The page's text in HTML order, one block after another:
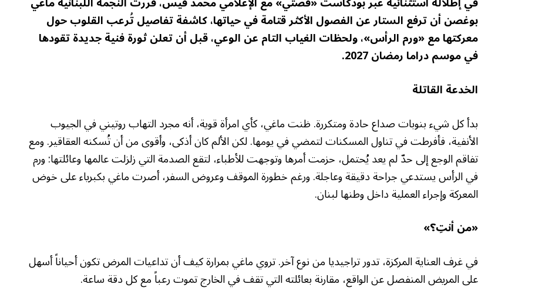
بوغصن أن ترفع الستار عن الفصول الأكثر قتامة في حياتها، كاشفة تفاصيل تُرعب القلوب حول
معركتها مع «ورم الرأس»، ولحظات الغياب التام عن الوعي، قبل أن تعلن ثورة فنية جديدة تقودها
في موسم دراما رمضان 2027.
الخدعة القاتلة
بدأ كل شيء بنوبات صداع حادة ومتكررة. ظنت ماغي، كأي امرأة قوية، أنه مجرد التهاب روتيني في الجيوب
الأنفية، فأفرطت في تناول المسكنات لتمضي في يومها. لكن الألم كان أذكى، وأقوى من أن تُسكنه العقاقير. ومع
تفاقم الوجع إلى حدّ لم يعد يُحتمل، حزمت أمرها وتوجهت للأطباء، لتقع الصدمة التي زلزلت عالمها وعائلتها: ورم
في الرأس يستدعي جراحة دقيقة وعاجلة. ورغم خطورة الموقف وعروض السفر، أصرت ماغي بكبرياء على خوض
المعركة وإجراء العملية داخل وطنها لبنان.
«من أنتِ؟»
في غرف العناية المركزة، تدور تراجيديا من نوع آخر. تروي ماغي بمرارة كيف أن تداعيات المرض تكون أحياناً أسهل
على المريض المنفصل عن الواقع، مقارنة بعائلته التي تقف في الخارج تموت رعباً مع كل دقة ساعة.